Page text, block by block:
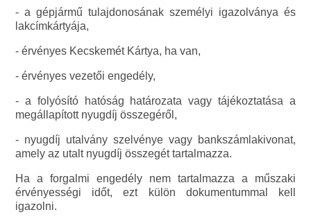
- a gépjármű tulajdonosának személyi igazolványa és
lakcímkártyája,
- érvényes Kecskemét Kártya, ha van,
- érvényes vezetői engedély,
- a folyósító hatóság határozata vagy tájékoztatása a
megállapított nyugdíj összegéről,
- nyugdíj utalvány szelvénye vagy bankszámlakivonat,
amely az utalt nyugdíj összegét tartalmazza.
Ha a forgalmi engedély nem tartalmazza a műszaki
érvényességi időt, ezt külön dokumentummal kell
igazolni.